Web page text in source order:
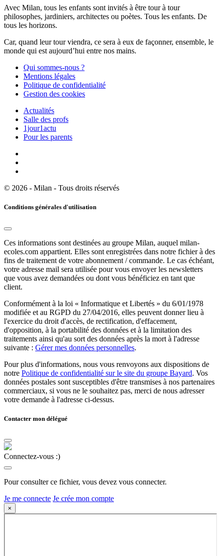
Avec Milan, tous les enfants sont invités à être tour à tour
philosophes, jardiniers, architectes ou poètes. Tous les enfants. De
tous les horizons.
Car, quand leur tour viendra, ce sera à eux de façonner, ensemble, le
monde qui est aujourd’hui entre nos mains.
Qui sommes-nous ?
Mentions légales
Politique de confidentialité
Gestion des cookies
Actualités
Salle des profs
1jour1actu
Pour les parents
© 2026 - Milan - Tous droits réservés
Conditions générales d'utilisation
Ces informations sont destinées au groupe Milan, auquel milan-
ecoles.com appartient. Elles sont enregistrées dans notre fichier à des
fins de traitement de votre abonnement / commande. Le cas échéant,
votre adresse mail sera utilisée pour vous envoyer les newsletters
que vous avez demandées ou dont vous bénéficiez en tant que
client.
Conformément à la loi « Informatique et Libertés » du 6/01/1978
modifiée et au RGPD du 27/04/2016, elles peuvent donner lieu à
l'exercice du droit d'accès, de rectification, d'effacement,
d'opposition, à la portabilité des données et à la limitation des
traitements ainsi qu'au sort des données après la mort à l'adresse
suivante : Gérer mes données personnelles.
Pour plus d'informations, nous vous renvoyons aux dispositions de
notre Politique de confidentialité sur le site du groupe Bayard. Vos
données postales sont susceptibles d'être transmises à nos partenaires
commerciaux, si vous ne le souhaitez pas, merci de nous adresser
votre demande à l'adresse ci-dessus.
Contacter mon délégué
Connectez-vous :)
Pour consulter ce fichier, vous devez vous connecter.
Je me connecte Je crée mon compte
×